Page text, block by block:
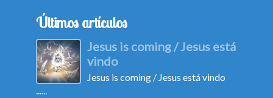
Últimos artículos
Jesus is coming / Jesus está
vindo
Jesus is coming / Jesus está vindo